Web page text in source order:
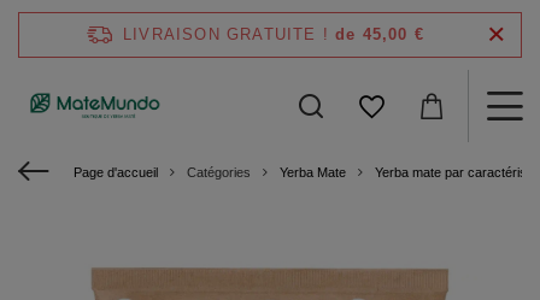
LIVRAISON GRATUITE ! de 45,00 €
Page d'accueil Catégories Yerba Mate Yerba mate par